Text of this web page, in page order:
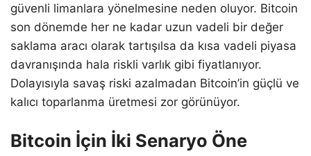
güvenli limanlara yönelmesine neden oluyor. Bitcoin
son dönemde her ne kadar uzun vadeli bir değer
saklama aracı olarak tartışılsa da kısa vadeli piyasa
davranışında hala riskli varlık gibi fiyatlanıyor.
Dolayısıyla savaş riski azalmadan Bitcoin’in güçlü ve
kalıcı toparlanma üretmesi zor görünüyor.
Bitcoin İçin İki Senaryo Öne